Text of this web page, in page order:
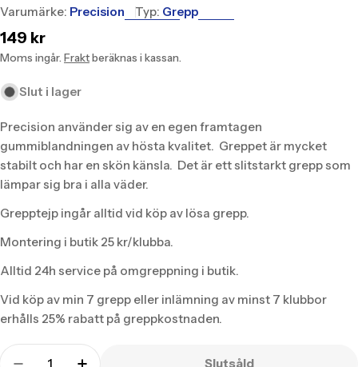
Varumärke: Precision Typ: Grepp
Translation
missing:
149 kr
Moms ingår. Fraktberäknas i kassan.
Slut i lager
Precision använder sig av en egen framtagen
gummiblandningen av hösta kvalitet. Greppet är mycket
stabilt och har en skön känsla. Det är ett slitstarkt grepp som
lämpar sig bra i alla väder.
Grepptejp ingår alltid vid köp av lösa grepp.
Montering i butik 25 kr/klubba.
Alltid 24h service på omgreppning i butik.
Vid köp av min 7 grepp eller inlämning av minst 7 klubbor
erhålls 25% rabatt på greppkostnaden.
Translation
Slutsåld